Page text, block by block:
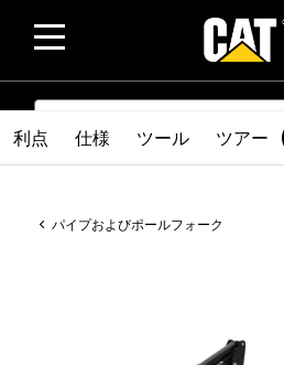
SEARCH
パイプおよびポールフォーク
利点 仕様 ツール ツアー